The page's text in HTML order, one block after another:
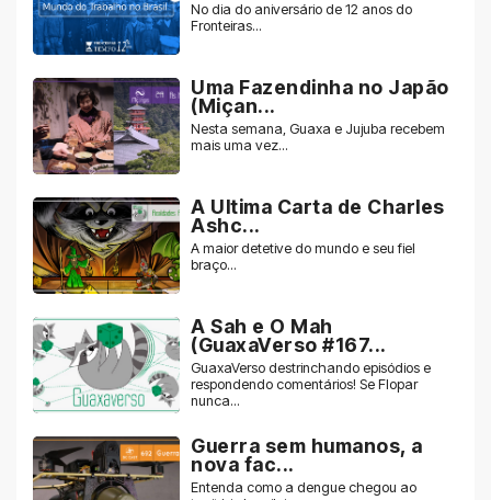
No dia do aniversário de 12 anos do
Fronteiras...
Uma Fazendinha no Japão
(Miçan...
Nesta semana, Guaxa e Jujuba recebem
mais uma vez...
A Ultima Carta de Charles
Ashc...
A maior detetive do mundo e seu fiel
braço...
A Sah e O Mah
(GuaxaVerso #167...
GuaxaVerso destrinchando episódios e
respondendo comentários! Se Flopar
nunca...
Guerra sem humanos, a
nova fac...
Entenda como a dengue chegou ao